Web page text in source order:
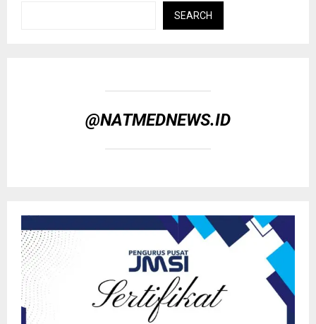
SEARCH
@NATMEDNEWS.ID